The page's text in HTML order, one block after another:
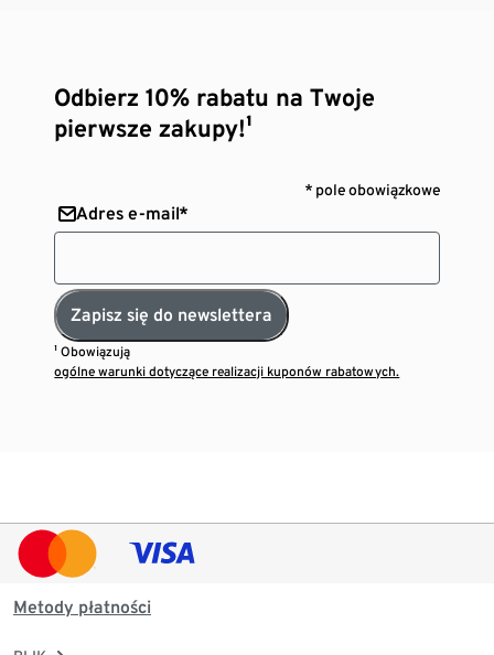
Odbierz 10% rabatu na Twoje
pierwsze zakupy!¹
* pole obowiązkowe
Adres e-mail*
Zapisz się do newslettera
¹ Obowiązują
ogólne warunki dotyczące realizacji kuponów rabatowych.
Metody płatności